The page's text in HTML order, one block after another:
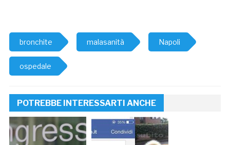
bronchite malasanità Napoli
ospedale
POTREBBE INTERESSARTI ANCHE